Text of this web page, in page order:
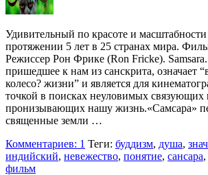
Удивительный по красоте и
протяжении 5 лет в 25 странах мира.
Режиссер Рон Фрике (Ron Fricke).
пришедшее к нам из санскрита, означает
колесо? жизни” и является для
точкой в поисках неуловимых связующих
пронизывающих нашу жизнь.«Самсара»
священные земли …
Комментариев: 1 Теги: буддизм, душа,
индийский, невежество, понятие, сансара,
фильм